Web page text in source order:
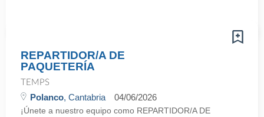
REPARTIDOR/A DE
PAQUETERÍA
TEMPS
Polanco, Cantabria 04/06/2026
¡Únete a nuestro equipo como REPARTIDOR/A DE